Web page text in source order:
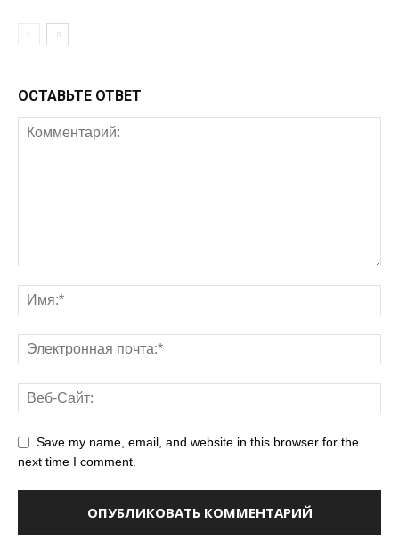
ОСТАВЬТЕ ОТВЕТ
Save my name, email, and website in this browser for the
next time I comment.